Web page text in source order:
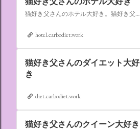
猫好き父さんのホテル大好き。猫好き父さんが宿泊したホテルの情報を徒然なるままに書いていきます。
hotel.carbodiet.work
猫好き父さんのダイエット大好
き
diet.carbodiet.work
猫好き父さんのクイーン大好き